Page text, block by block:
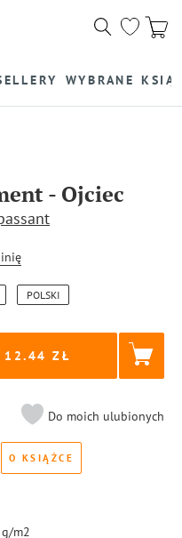
WYBRANE
- Ojciec
POLSKI
12.44
Do moich ulubionych
O KSIĄŻCE
m2